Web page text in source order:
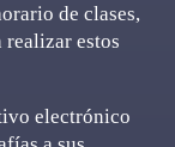
de clases,
realizar estos
electrónico